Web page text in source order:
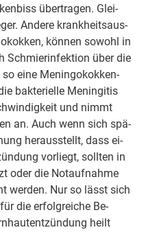
über­tra­gen. Glei­
An­de­re krank­heits­aus­
kön­nen so­wohl in
Schmier­in­fek­ti­on über die
ei­ne Me­nin­go­kok­ken-
bak­te­ri­el­le Me­nin­gi­tis
und nimmt
an. Auch wenn sich spä­
her­aus­stellt, dass ei­
vor­liegt, soll­ten in
oder die Not­auf­nah­me
wer­den. Nur so lässt sich
die er­folg­rei­che Be­
heilt